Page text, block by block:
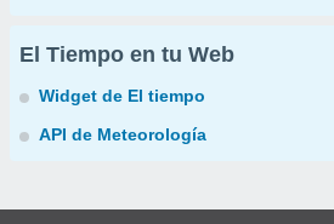
El Tiempo en tu Web
Widget de El tiempo
API de Meteorología